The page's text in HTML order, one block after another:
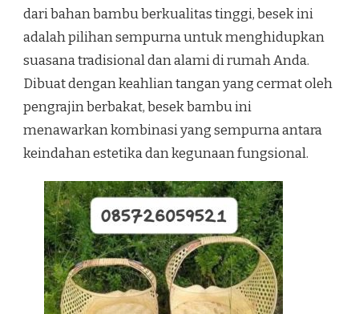
dari bahan bambu berkualitas tinggi, besek ini
adalah pilihan sempurna untuk menghidupkan
suasana tradisional dan alami di rumah Anda.
Dibuat dengan keahlian tangan yang cermat oleh
pengrajin berbakat, besek bambu ini
menawarkan kombinasi yang sempurna antara
keindahan estetika dan kegunaan fungsional.